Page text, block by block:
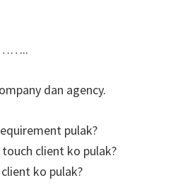
dan agency.
pulak?
client ko pulak?
ko pulak?